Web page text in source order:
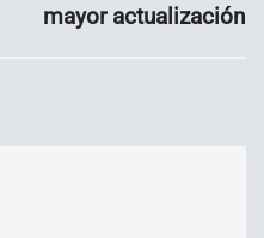
mayor actualización